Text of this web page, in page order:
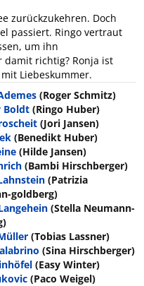
zurückzukehren. Doch
passiert. Ringo vertraut
um ihn
damit richtig? Ronja ist
Liebeskummer.
(Roger Schmitz)
Boldt (Ringo Huber)
(Jori Jansen)
(Benedikt Huber)
(Hilde Jansen)
(Bambi Hirschberger)
(Patrizia
goldberg)
(Stella Neumann-
(Tobias Lassner)
(Sina Hirschberger)
(Easy Winter)
(Paco Weigel)